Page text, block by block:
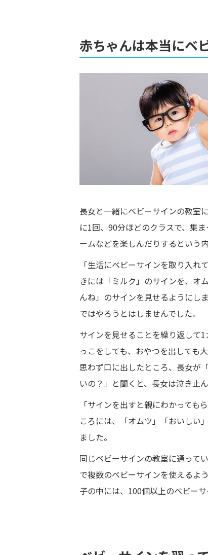
赤ちゃんは本当にベ
長女と一緒にベビーサインの教室
に1回、90分ほどのクラスで、集
ームなどを楽しんだりするという
「生活にベビーサインを取り入
きには「ミルク」のサインを、オ
んね」のサインを見せるようにし
ではやろうとはしませんでした。
サインを見せることを繰り返して
っこをしても、おやつを出しても
思わず口に出したところ、長女が
いの？」と聞くと、長女は泣き止
「サインを出すと親にわかって
ころには、「オムツ」「おいしい
ました。
同じベビーサインの教室に通って
で複数のベビーサインを使えるよ
子の中には、100個以上のベビー